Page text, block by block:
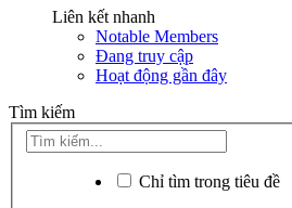
Liên kết nhanh
Notable Members
Đang truy cập
Hoạt động gần đây
Tìm kiếm
Chỉ tìm trong tiêu đề